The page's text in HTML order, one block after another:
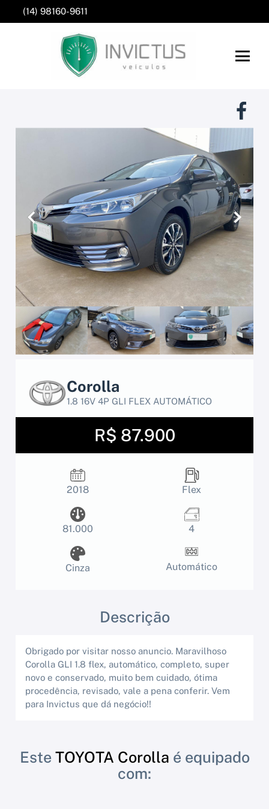
(14) 98160-9611
Corolla
1.8 16V 4P GLI FLEX AUTOMÁTICO
R$ 87.900
2018 Flex
81.000 4
Cinza Automático
Anterior Próximo
Descrição
Obrigado por visitar nosso anuncio. Maravilhoso
Corolla GLI 1.8 flex, automático, completo, super
novo e conservado, muito bem cuidado, ótima
procedência, revisado, vale a pena conferir. Vem
para Invictus que dá negócio!!
Este TOYOTA Corolla é equipado
com: